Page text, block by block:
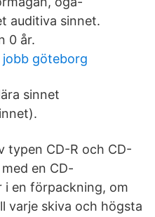
auditiva sinnet.
0 år.
jobb göteborg
sinnet
typen CD-R och CD-
en CD-
i en förpackning, om
varje skiva och högsta